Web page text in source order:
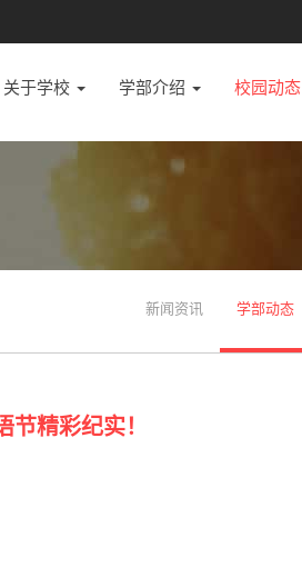
关于学校 学部介绍 校园动态
新闻资讯 学部动态
精彩纪实！